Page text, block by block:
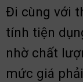
Đi cùng với
tính tiện
nhờ chất
mức giá